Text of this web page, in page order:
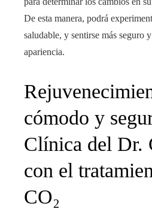
De esta manera, podrá
saludable, y sentirse más seguro
apariencia.
cómodo y
Clínica del Dr.
con el
CO₂